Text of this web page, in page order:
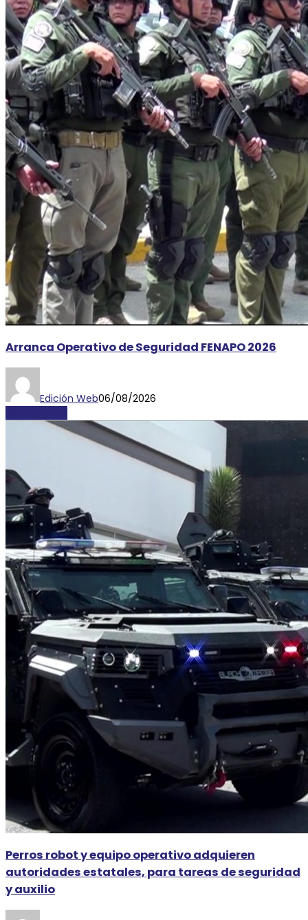
Arranca Operativo de Seguridad FENAPO 2026
Edición Web06/08/2026
Perros robot y equipo operativo adquieren
autoridades estatales, para tareas de seguridad
y auxilio